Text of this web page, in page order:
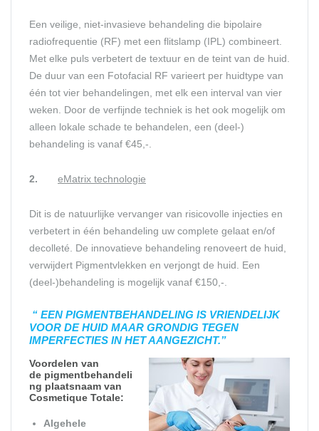
Een veilige, niet-invasieve behandeling die bipolaire
radiofrequentie (RF) met een flitslamp (IPL) combineert.
Met elke puls verbetert de textuur en de teint van de huid.
De duur van een Fotofacial RF varieert per huidtype van
één tot vier behandelingen, met elk een interval van vier
weken. Door de verfijnde techniek is het ook mogelijk om
alleen lokale schade te behandelen, een (deel-)
behandeling is vanaf €45,-.
2. eMatrix technologie
Dit is de natuurlijke vervanger van risicovolle injecties en
verbetert in één behandeling uw complete gelaat en/of
decolleté. De innovatieve behandeling renoveert de huid,
verwijdert Pigmentvlekken en verjongt de huid. Een
(deel-)behandeling is mogelijk vanaf €150,-.
“ EEN PIGMENTBEHANDELING IS VRIENDELIJK
VOOR DE HUID MAAR GRONDIG TEGEN
IMPERFECTIES IN HET AANGEZICHT.”
Voordelen van
de pigmentbehandeli
ng plaatsnaam van
Cosmetique Totale:
Algehele